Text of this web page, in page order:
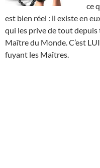
ce
est bien réel : il existe en
qui les prive de tout
Maître du Monde. C’est
fuyant les Maîtres.